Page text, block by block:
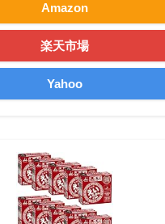
Amazon
楽天市場
Yahoo